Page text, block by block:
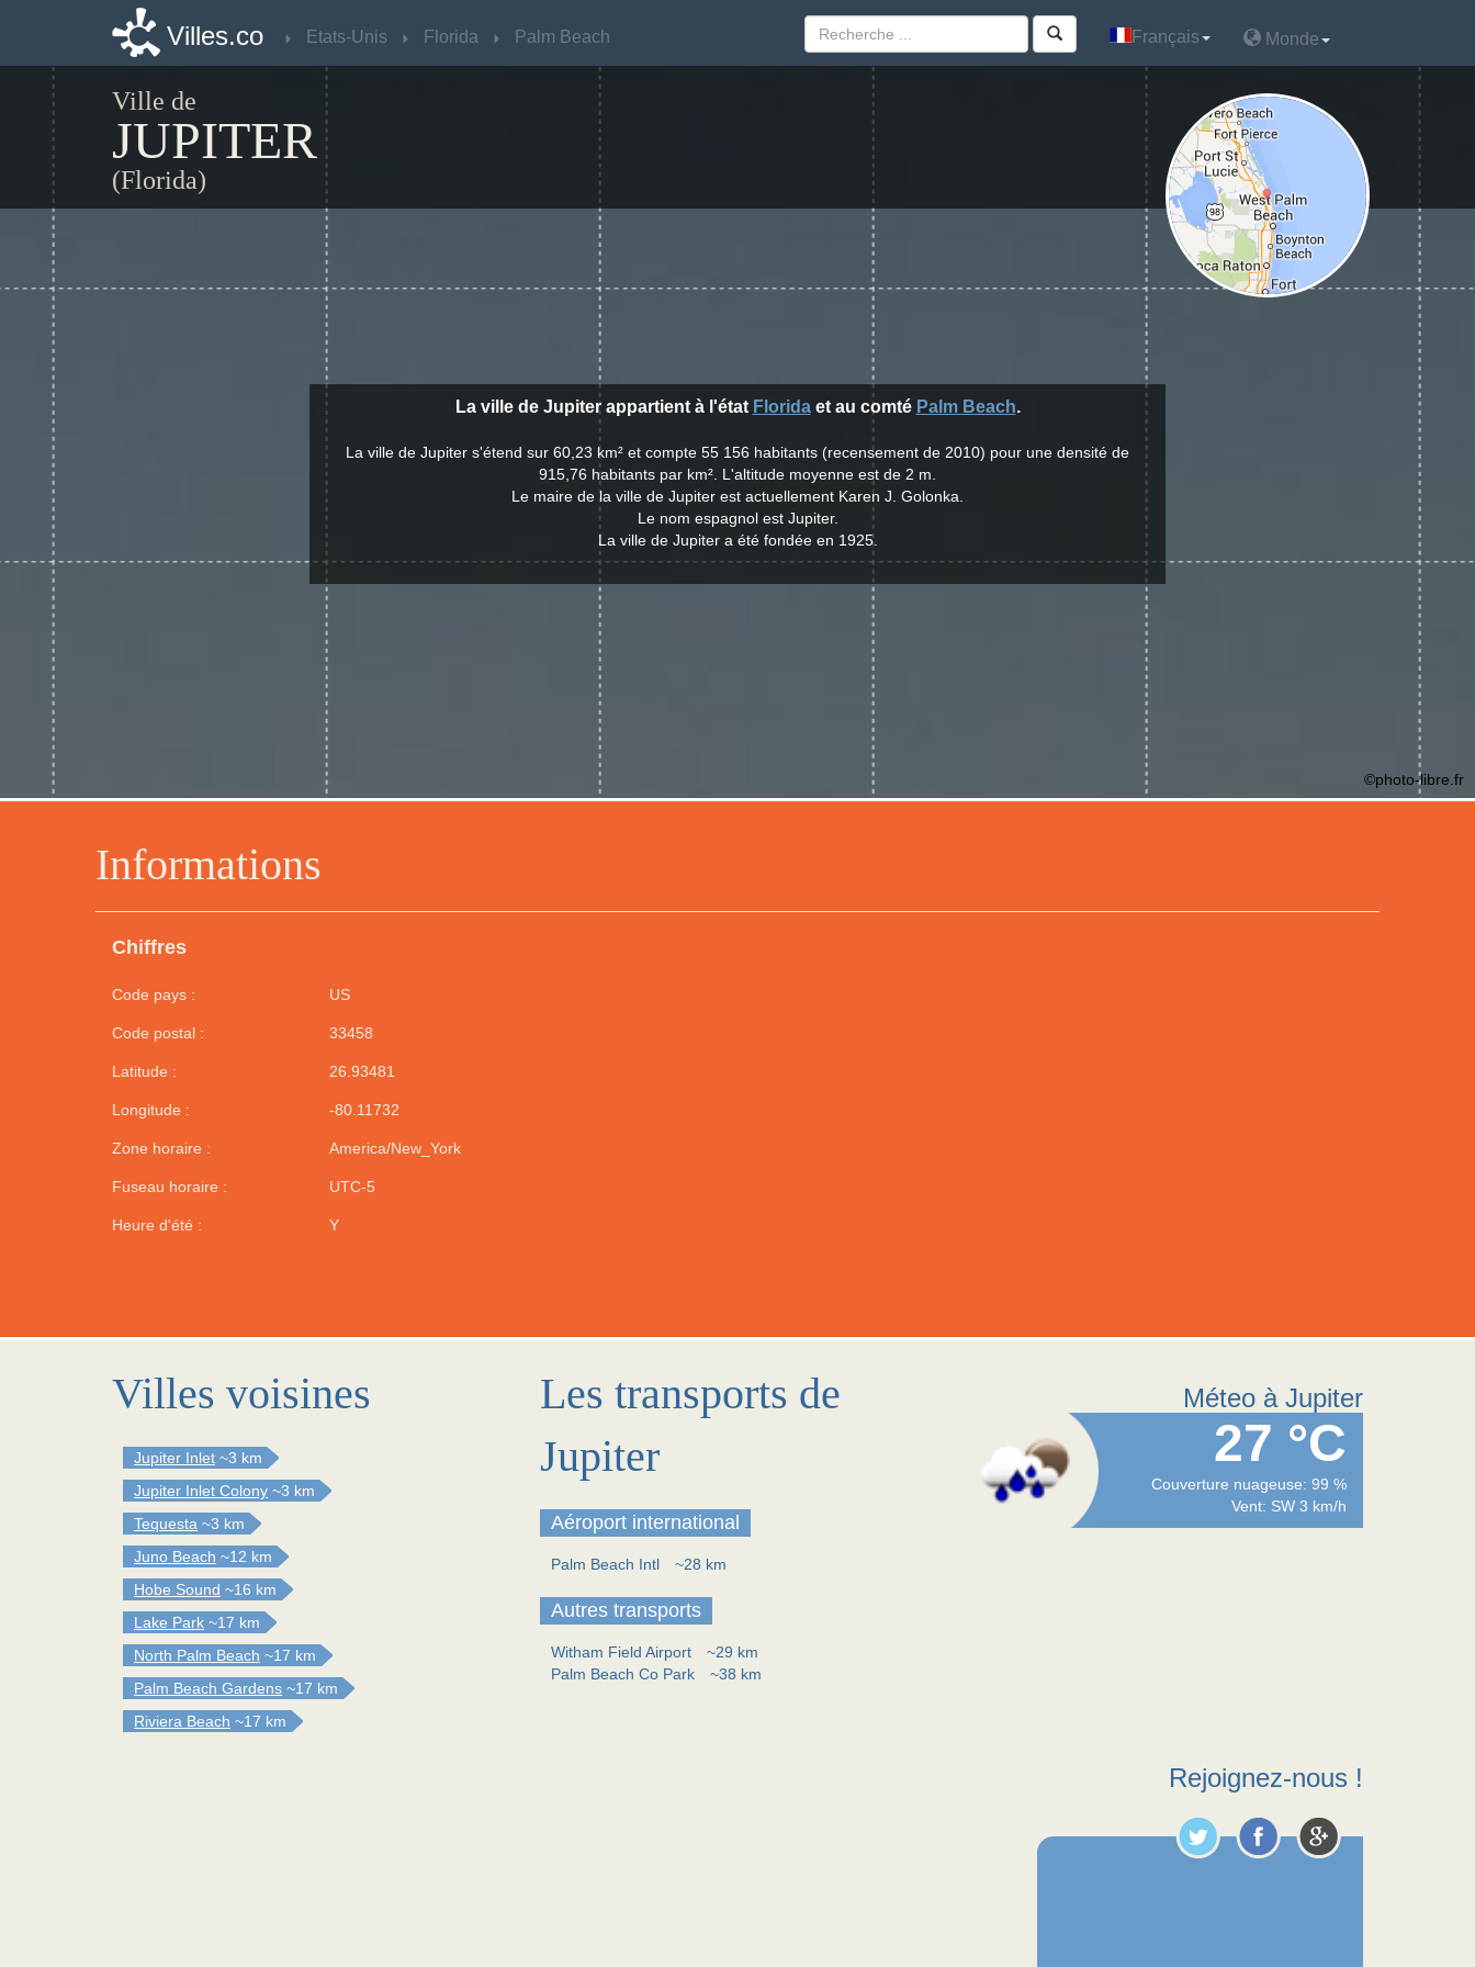
Villes.co Etats-Unis Florida Palm Beach Français Monde
Ville de
JUPITER
(Florida)
Informations
Chiffres
Code pays : US
Code postal : 33458
Latitude : 26.93481
Longitude : -80.11732
Zone horaire : America/New_York
Fuseau horaire : UTC-5
Heure d'été : Y
La ville de Jupiter appartient à l'état Floridaet au comté Palm Beach.
La ville de Jupiter s'étend sur 60,23 km² et compte 55 156 habitants (recensement de 2010) pour une densité de
915,76 habitants par km². L'altitude moyenne est de 2 m.
Le maire de la ville de Jupiter est actuellement Karen J. Golonka.
Le nom espagnol est Jupiter.
La ville de Jupiter a été fondée en 1925.
©photo-libre.fr
Villes voisines
Jupiter Inlet ~3 km
Jupiter Inlet Colony ~3 km
Tequesta ~3 km
Juno Beach ~12 km
Hobe Sound ~16 km
Lake Park ~17 km
North Palm Beach ~17 km
Palm Beach Gardens ~17 km
Riviera Beach ~17 km
Les transports de
Jupiter
Aéroport international
Palm Beach Intl ~28 km
Autres transports
Witham Field Airport
~29 km
Palm Beach Co Park
~38 km
Méteo à Jupiter
27 °C
Couverture nuageuse: 99 %
Vent: SW 3 km/h
Rejoignez-nous !
Villes.co Etats-Unis Florida Palm Beach Français Monde